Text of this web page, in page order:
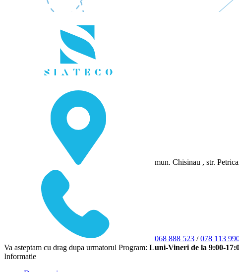
mun. Chisinau , str.
068 888 523 /078 113
Va asteptam cu drag dupa urmatorul Program: Luni-Vineri de la 9:00-
Informatie